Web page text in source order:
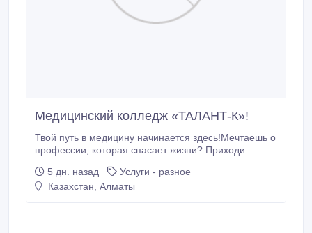
Медицинский колледж «ТАЛАНТ-К»!
Твой путь в медицину начинается здесь!Мечтаешь о
профессии, которая спасает жизни? Приходи
специальности: Мейіргер ісі - Медсестра. Прием с
9-11 класса Стоматология - Дантист. Прием с 9-11
5 дн. назад
Услуги - разное
Казахстан, Алматы